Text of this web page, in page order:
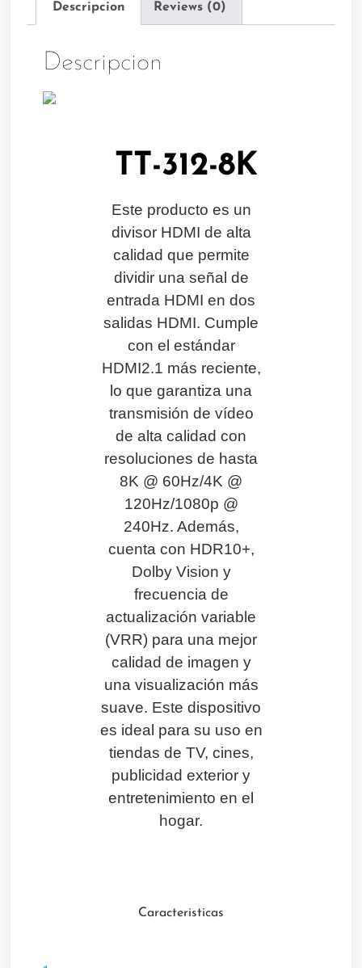
Descripcion Reviews (0)
Descripcion
TT-312-8K
Este producto es un
divisor HDMI de alta
calidad que permite
dividir una señal de
entrada HDMI en dos
salidas HDMI. Cumple
con el estándar
HDMI2.1 más reciente,
lo que garantiza una
transmisión de vídeo
de alta calidad con
resoluciones de hasta
8K @ 60Hz/4K @
120Hz/1080p @
240Hz. Además,
cuenta con HDR10+,
Dolby Vision y
frecuencia de
actualización variable
(VRR) para una mejor
calidad de imagen y
una visualización más
suave. Este dispositivo
es ideal para su uso en
tiendas de TV, cines,
publicidad exterior y
entretenimiento en el
hogar.
Caracteristicas